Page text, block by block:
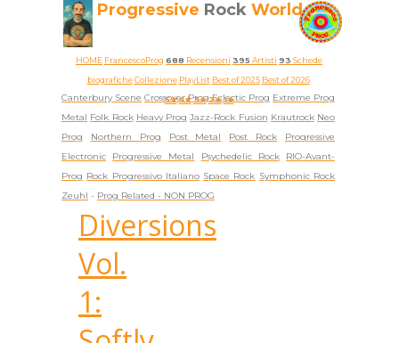
Progressive RockWorld
HOME FrancescoProg 688 Recensioni 395 Artisti 93 Schede
biografiche Collezione PlayList Best of 2025 Best of 2026
5★4★3★2★ 1★
Canterbury Scene Crossover Prog Eclectic Prog Extreme Prog
Metal Folk Rock Heavy Prog Jazz-Rock Fusion Krautrock Neo
Prog
Northern Prog Post Metal Post Rock
Progressive
Electronic
Progressive Metal Psychedelic Rock
RIO-Avant-
Prog Rock Progressivo Italiano Space Rock Symphonic Rock
Zeuhl - Prog Related - NON PROG
Diversions
Vol.
1: